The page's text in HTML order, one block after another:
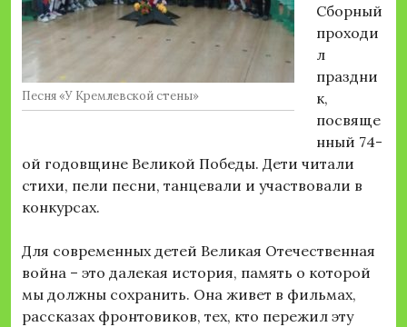
Песня «У Кремлевской стены»
Сборный
проходи
л
праздни
к,
посвяще
нный 74-
ой годовщине Великой Победы. Дети читали
стихи, пели песни, танцевали и участвовали в
конкурсах.
Для современных детей Великая Отечественная
война – это далекая история, память о которой
мы должны сохранить. Она живет в фильмах,
рассказах фронтовиков, тех, кто пережил эту